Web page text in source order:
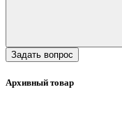
Задать вопрос
Архивный товар